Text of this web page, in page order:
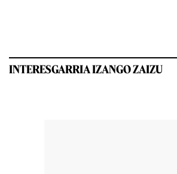
INTERESGARRIA IZANGO ZAIZU